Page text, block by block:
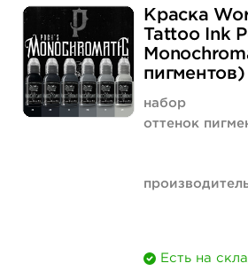
Цена
Количество
850 руб.
купить
Краска
Tattoo Ink
пигментов)
набор
оттенок
Есть на